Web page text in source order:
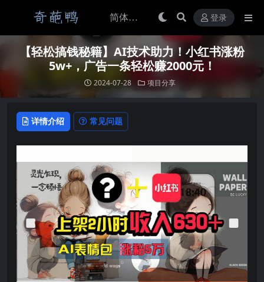
登录
【轻松搞钱秘籍】AI技术助力！小红书涨粉
5w+，广告一条轻松赚2000元！
2024-07-28 项目分享
详情介绍 常见问题